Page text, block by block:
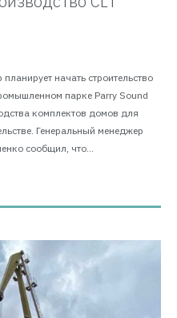
начать строительство
парке Parry Sound
комплектов домов для
Генеральный менеджер
сообщил, что...